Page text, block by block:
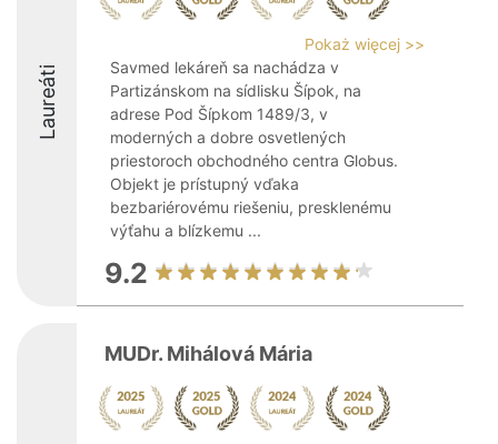
Laureáti
Pokaż więcej >>
Savmed lekáreň sa nachádza v
Partizánskom na sídlisku Šípok, na
adrese Pod Šípkom 1489/3, v
moderných a dobre osvetlených
priestoroch obchodného centra Globus.
Objekt je prístupný vďaka
bezbariérovému riešeniu, presklenému
výťahu a blízkemu ...
9.2
MUDr. Mihálová Mária